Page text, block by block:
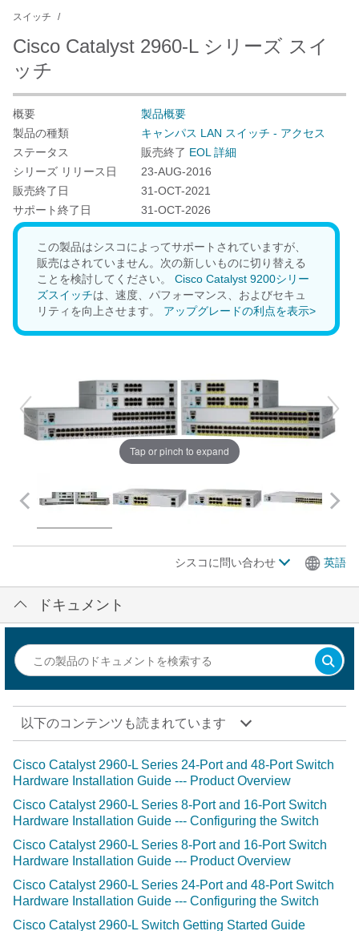
スイッチ
Cisco Catalyst 2960-L シリーズ スイ
ッチ
概要
製品概要
製品の種類
キャンパス LAN スイッチ - アクセス
ステータス
販売終了 EOL 詳細
シリーズ リリース日
23-AUG-2016
販売終了日
31-OCT-2021
サポート終了日
31-OCT-2026
この製品はシスコによってサポートされていますが、
販売はされていません。次の新しいものに切り替える
ことを検討してください。 Cisco Catalyst 9200シリー
ズスイッチは、速度、パフォーマンス、およびセキュ
リティを向上させます。 アップグレードの利点を表示>
Tap or pinch to expand
シスコに問い合わせ 英語
ドキュメント
以下のコンテンツも読まれています
Cisco Catalyst 2960-L Series 24-Port and 48-Port Switch
Hardware Installation Guide --- Product Overview
Cisco Catalyst 2960-L Series 8-Port and 16-Port Switch
Hardware Installation Guide --- Configuring the Switch
Cisco Catalyst 2960-L Series 8-Port and 16-Port Switch
Hardware Installation Guide --- Product Overview
Cisco Catalyst 2960-L Series 24-Port and 48-Port Switch
Hardware Installation Guide --- Configuring the Switch
Cisco Catalyst 2960-L Switch Getting Started Guide